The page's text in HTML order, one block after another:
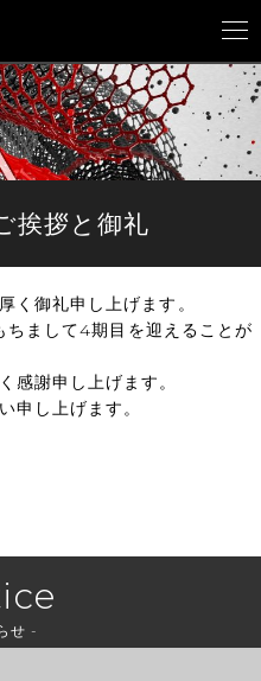
挨拶と御礼
く御礼申し上げます。
まして4期目を迎えることが
感謝申し上げます。
申し上げます。
せ -